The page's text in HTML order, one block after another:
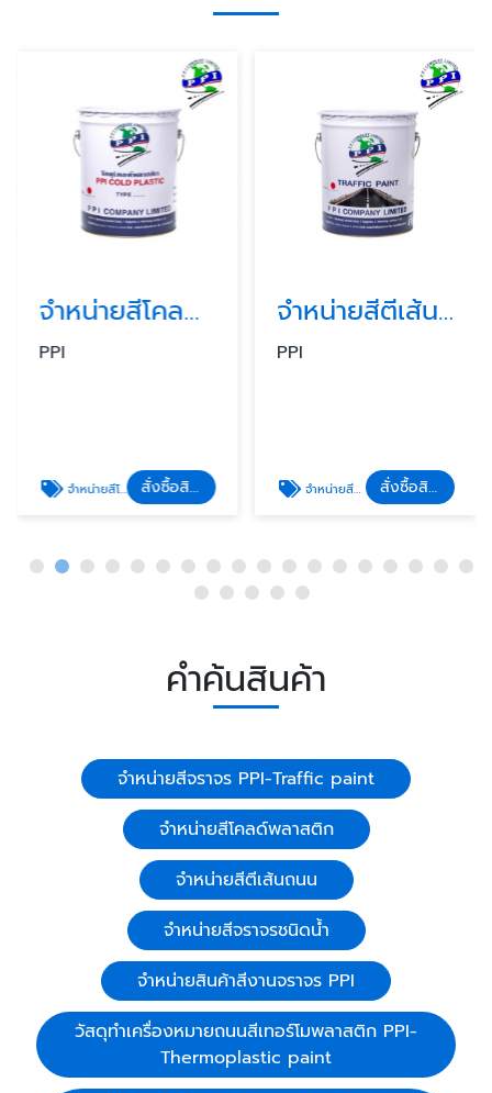
จำหน่ายสีโคลด์พลาสติก
PPI
จำหน่ายสีโคลด์พลาสติก สั่งซื้อสินค้า
จำหน่ายสีตีเส้นถนน
PPI
จำหน่ายสีตีเส้นถนน สั่งซื้อสินค้า
คำค้นสินค้า
จำหน่ายสีจราจร PPI-Traffic paint
จำหน่ายสีโคลด์พลาสติก
จำหน่ายสีตีเส้นถนน
จำหน่ายสีจราจรชนิดน้ำ
จำหน่ายสินค้าสีงานจราจร PPI
วัสดุทำเครื่องหมายถนนสีเทอร์โมพลาสติก PPI-
Thermoplastic paint